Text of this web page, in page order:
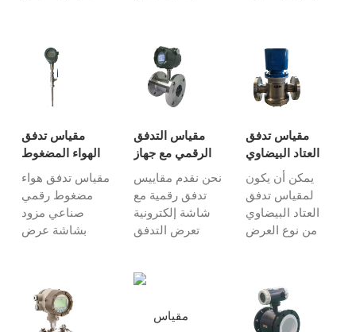
الكتلة أو معدل
التدفق الحجمي
للمواد الكيميائية.
يتم تحديد سعة
التدفق من خلال
...
جهاز يقيس
معدلات تدفق
السوائل المختلفة
مع نطاق تشغيل
الحرارة والضغط
المرتفعين. يصدر
مقياس التدفق
VA ...
، ويقيس إجمالي
حجم التدفق وفقًا
مقياس تدفق
الهواء المضغوط
الرقمي
مقياس تدفق هواء
مضغوط رقمي
صناعي مزود
بشاشة عرض
الكلي للهواء
المضغوط، وغالبًا
مقياس التدفق
الرقمي مع جهاز
تجميع
نحن نقدم مقاييس
تدفق رقمية مع
شاشة إلكترونية
تعرض التدفق
للوسائط. يمكن
التدفق الرقمية
مقياس تدفق
العتاد البيضاوي
نوع العرض
الرقمي
يمكن أن يكون
لمقياس تدفق
العتاد البيضاوي
من نوع العرض
للسوائل والتدفق
الكلي ، إلى جانب